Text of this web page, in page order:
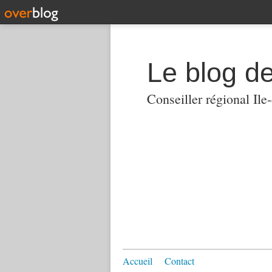
Le blog
Conseiller régional
Accueil Contact